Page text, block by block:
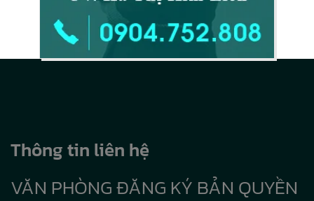
Thông tin liên hệ
VĂN PHÒNG ĐĂNG KÝ BẢN QUYỀN